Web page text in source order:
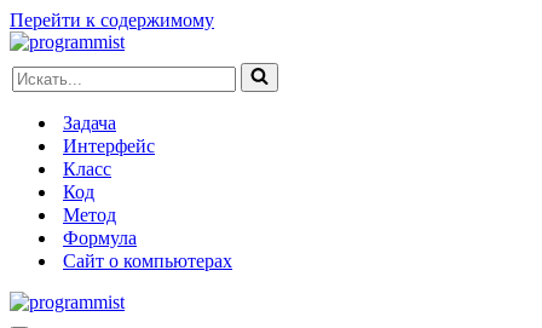
Перейти к содержимому
Искать...
Задача
Интерфейс
Класс
Код
Метод
Формула
Сайт о компьютерах